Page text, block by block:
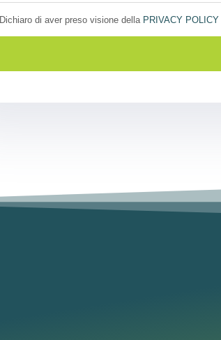
Dichiaro di aver preso visione della PRIVACY POLICY